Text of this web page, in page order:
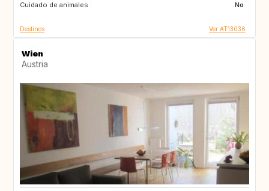
Cuidado de animales :
No
EE
Destinos Ver AT13036
Wien
Austria